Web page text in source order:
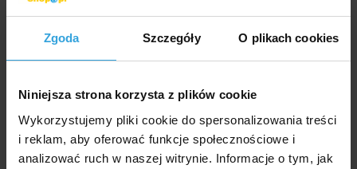
Zgoda Szczegóły O plikach cookies
Niniejsza strona korzysta z plików cookie
Wykorzystujemy pliki cookie do spersonalizowania treści
i reklam, aby oferować funkcje społecznościowe i
analizować ruch w naszej witrynie. Informacje o tym, jak
Marka:
44,23 zł bez VAT 54,40 zł